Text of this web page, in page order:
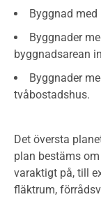
Byggnad
Byggnader
byggnadsarean
Byggnader
tvåbostadshus.
Det översta
plan bestäms
varaktigt på, till
fläktrum,